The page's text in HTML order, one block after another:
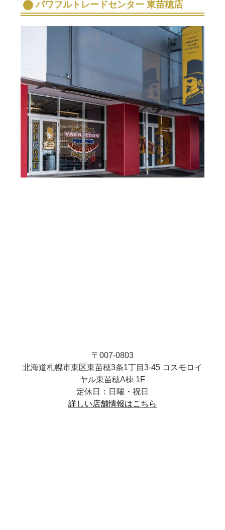
パワフルトレードセンター 東苗穂店
〒007-0803
北海道札幌市東区東苗穂3条1丁目3-45 コスモロイ
ヤル東苗穂A棟 1F
定休日：日曜・祝日
詳しい店舗情報はこちら